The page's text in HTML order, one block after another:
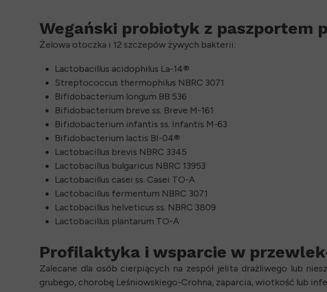
Wegański probiotyk z paszportem
Żelowa otoczka i 12 szczepów żywych bakterii:
Lactobacillus acidophilus La-14®
Streptococcus thermophilus NBRC 3071
Bifidobacterium longum BB 536
Bifidobacterium breve ss. Breve M-161
Bifidobacterium infantis ss. Infantis M-63
Bifidobacterium lactis BI-04®
Lactobacillus brevis NBRC 3345
Lactobacillus bulgaricus NBRC 13953
Lactobacillus casei ss. Casei TO-A
Lactobacillus fermentum NBRC 3071
Lactobacillus helveticus ss. NBRC 3809
Lactobacillus plantarum TO-A
Profilaktyka i wsparcie w
Zalecane dla osób cierpiących na zespół jelita drażliwego lub
grubego, chorobę Leśniowskiego-Crohna, zaparcia, wiotkość lub